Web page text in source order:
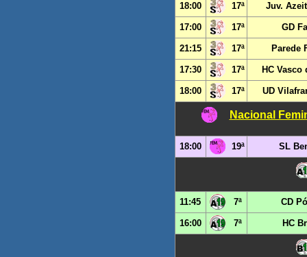
18:00 17ª Juv.
17:00 17ª GD
21:15 17ª Parede
17:30 17ª HC Vasco
18:00 17ª UD
Nacional
18:00 19ª SL
11:45 7ª CD
16:00 7ª HC